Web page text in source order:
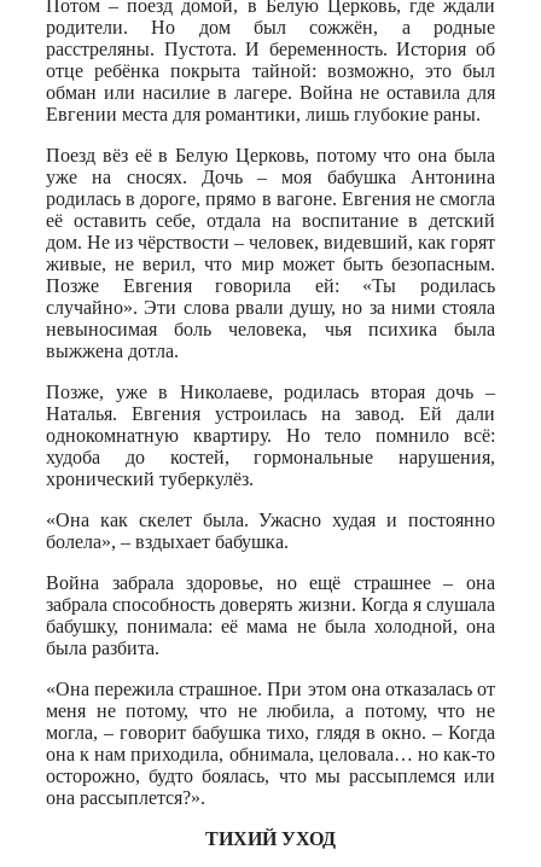
Потом – поезд домой, в Белую Церковь, где ждали
родители. Но дом был сожжён, а родные
расстреляны. Пустота. И беременность. История об
отце ребёнка покрыта тайной: возможно, это был
обман или насилие в лагере. Война не оставила для
Евгении места для романтики, лишь глубокие раны.
Поезд вёз её в Белую Церковь, потому что она была
уже на сносях. Дочь – моя бабушка Антонина
родилась в дороге, прямо в вагоне. Евгения не смогла
её оставить себе, отдала на воспитание в детский
дом. Не из чёрствости – человек, видевший, как горят
живые, не верил, что мир может быть безопасным.
Позже Евгения говорила ей: «Ты родилась
случайно». Эти слова рвали душу, но за ними стояла
невыносимая боль человека, чья психика была
выжжена дотла.
Позже, уже в Николаеве, родилась вторая дочь –
Наталья. Евгения устроилась на завод. Ей дали
однокомнатную квартиру. Но тело помнило всё:
худоба до костей, гормональные нарушения,
хронический туберкулёз.
«Она как скелет была. Ужасно худая и постоянно
болела», – вздыхает бабушка.
Война забрала здоровье, но ещё страшнее – она
забрала способность доверять жизни. Когда я слушала
бабушку, понимала: её мама не была холодной, она
была разбита.
«Она пережила страшное. При этом она отказалась от
меня не потому, что не любила, а потому, что не
могла, – говорит бабушка тихо, глядя в окно. – Когда
она к нам приходила, обнимала, целовала… но как-то
осторожно, будто боялась, что мы рассыплемся или
она рассыплется?».
ТИХИЙ УХОД